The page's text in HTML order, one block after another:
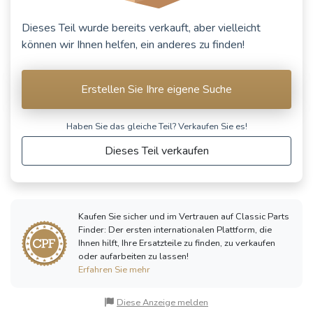
SALMSON
(1950 - 1954)
PANHARD &
Dyna X
(1945 - 1954)
Siehe weniger Fahrzeuge
Dieses Teil wurde bereits verkauft, aber vielleicht
können wir Ihnen helfen, ein anderes zu finden!
Erstellen Sie Ihre eigene Suche
Haben Sie das gleiche Teil? Verkaufen Sie es!
Dieses Teil verkaufen
Kaufen Sie sicher und im Vertrauen auf Classic Parts
Finder: Der ersten internationalen Plattform, die
Ihnen hilft, Ihre Ersatzteile zu finden, zu verkaufen
oder aufarbeiten zu lassen!
Erfahren Sie mehr
Diese Anzeige melden